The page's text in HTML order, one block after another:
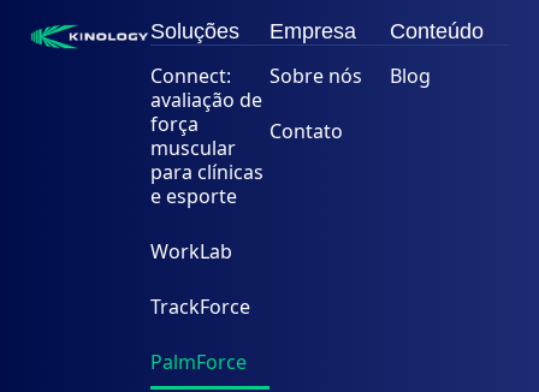
Soluções
Connect:
avaliação de
força
muscular
para clínicas
e esporte
WorkLab
TrackForce
PalmForce
Empresa
Sobre nós
Contato
Conteúdo
Blog